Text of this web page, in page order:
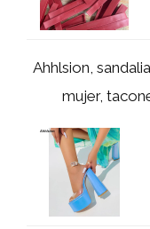
Ahhlsion,
mujer,